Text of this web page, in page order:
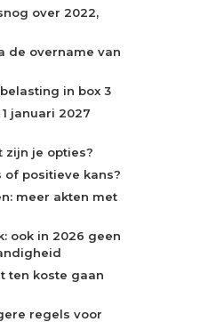
over 2022,
de overname van
in box 3
januari 2027
zijn je opties?
positieve kans?
meer akten met
ook in 2026 geen
ten koste gaan
regels voor